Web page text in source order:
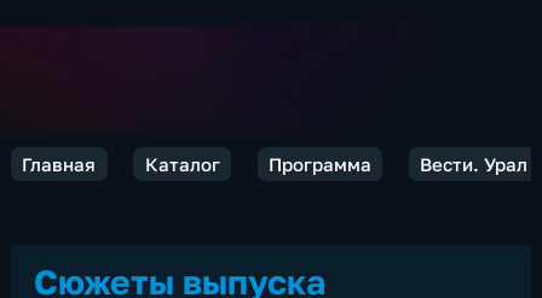
Главная Каталог Программа Вести. Урал
Сюжеты выпуска